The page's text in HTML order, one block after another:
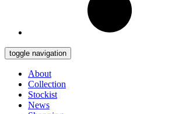
toggle navigation
About
Collection
Stockist
News